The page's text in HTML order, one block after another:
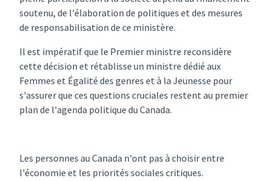
soutenu, de l'élaboration de politiques et des mesures
de responsabilisation de ce ministère.
Il est impératif que le Premier ministre reconsidère
cette décision et rétablisse un ministre dédié aux
Femmes et Égalité des genres et à la Jeunesse pour
s'assurer que ces questions cruciales restent au premier
plan de l'agenda politique du Canada.
Les personnes au Canada n'ont pas à choisir entre
l'économie et les priorités sociales critiques.